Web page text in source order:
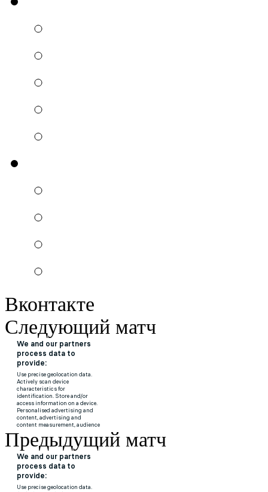
Вконтакте
Следующий матч
Предыдущий матч